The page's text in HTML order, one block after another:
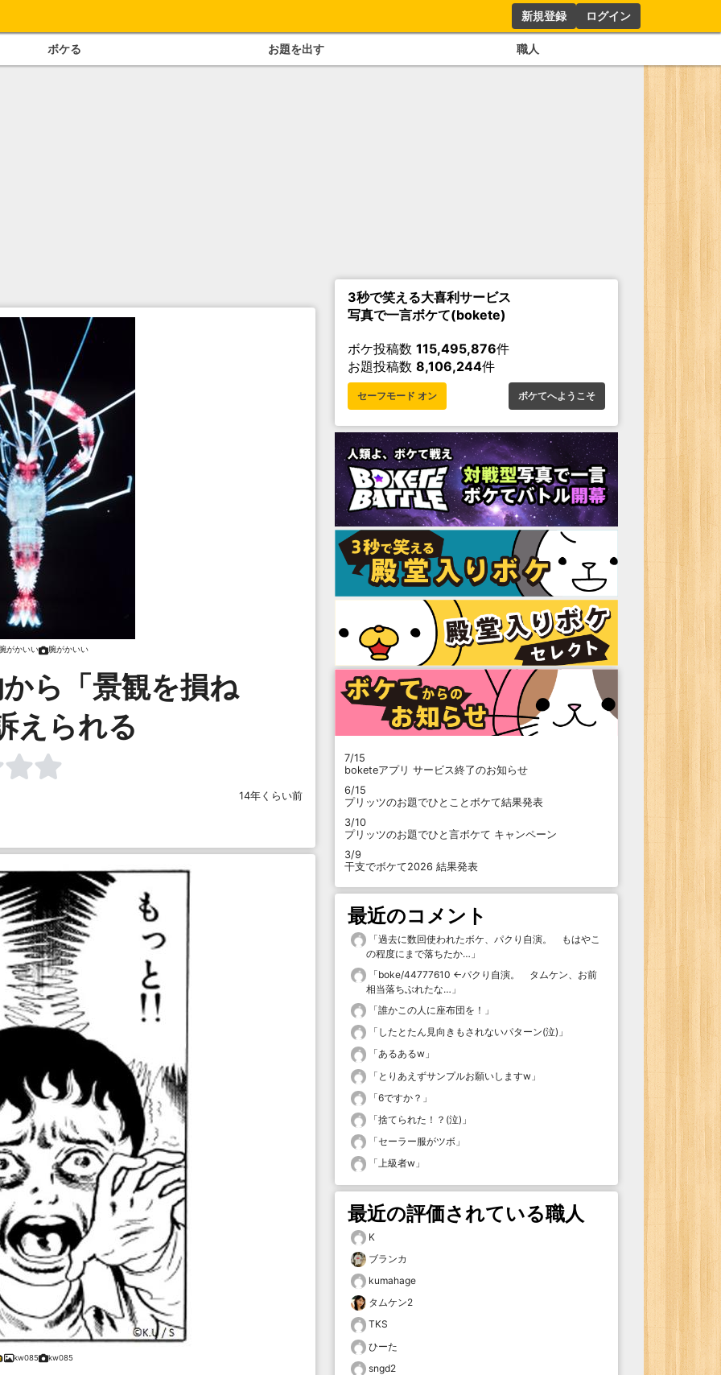
新規登録 ログイン
ボケる お題を出す 職人
がかいい 腕がかいい
ら「景観を損ね
えられる
14年くらい前
kw085 kw085
3秒で笑える大喜利サービス
写真で一言ボケて(bokete)
ボケ投稿数 115,495,876件
お題投稿数 8,106,244件
セーフモード オン ボケてへようこそ
7/15
boketeアプリ サービス終了のお知らせ
6/15
プリッツのお題でひとことボケて結果発表
3/10
プリッツのお題でひと言ボケて キャンペーン
3/9
干支でボケて2026 結果発表
最近のコメント
「過去に数回使われたボケ、パクり自演。 もはやこ
の程度にまで落ちたか… 」
「boke/44777610 ←パクり自演。 タムケン、お前
相当落ちぶれたな… 」
「誰かこの人に座布団を！ 」
「 したとたん見向きもされないパターン(泣) 」
「あるあるw 」
「 とりあえずサンプルお願いしますw 」
「6ですか？ 」
「捨てられた！？(泣) 」
「セーラー服がツボ 」
「上級者w 」
最近の評価されている職人
K
ブランカ
kumahage
タムケン2
TKS
ひーた
sngd2